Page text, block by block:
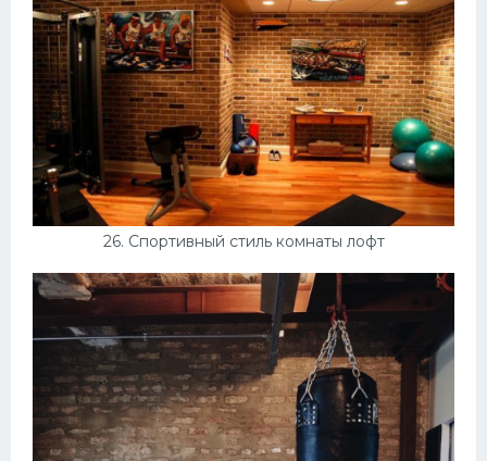
26. Спортивный стиль комнаты лофт